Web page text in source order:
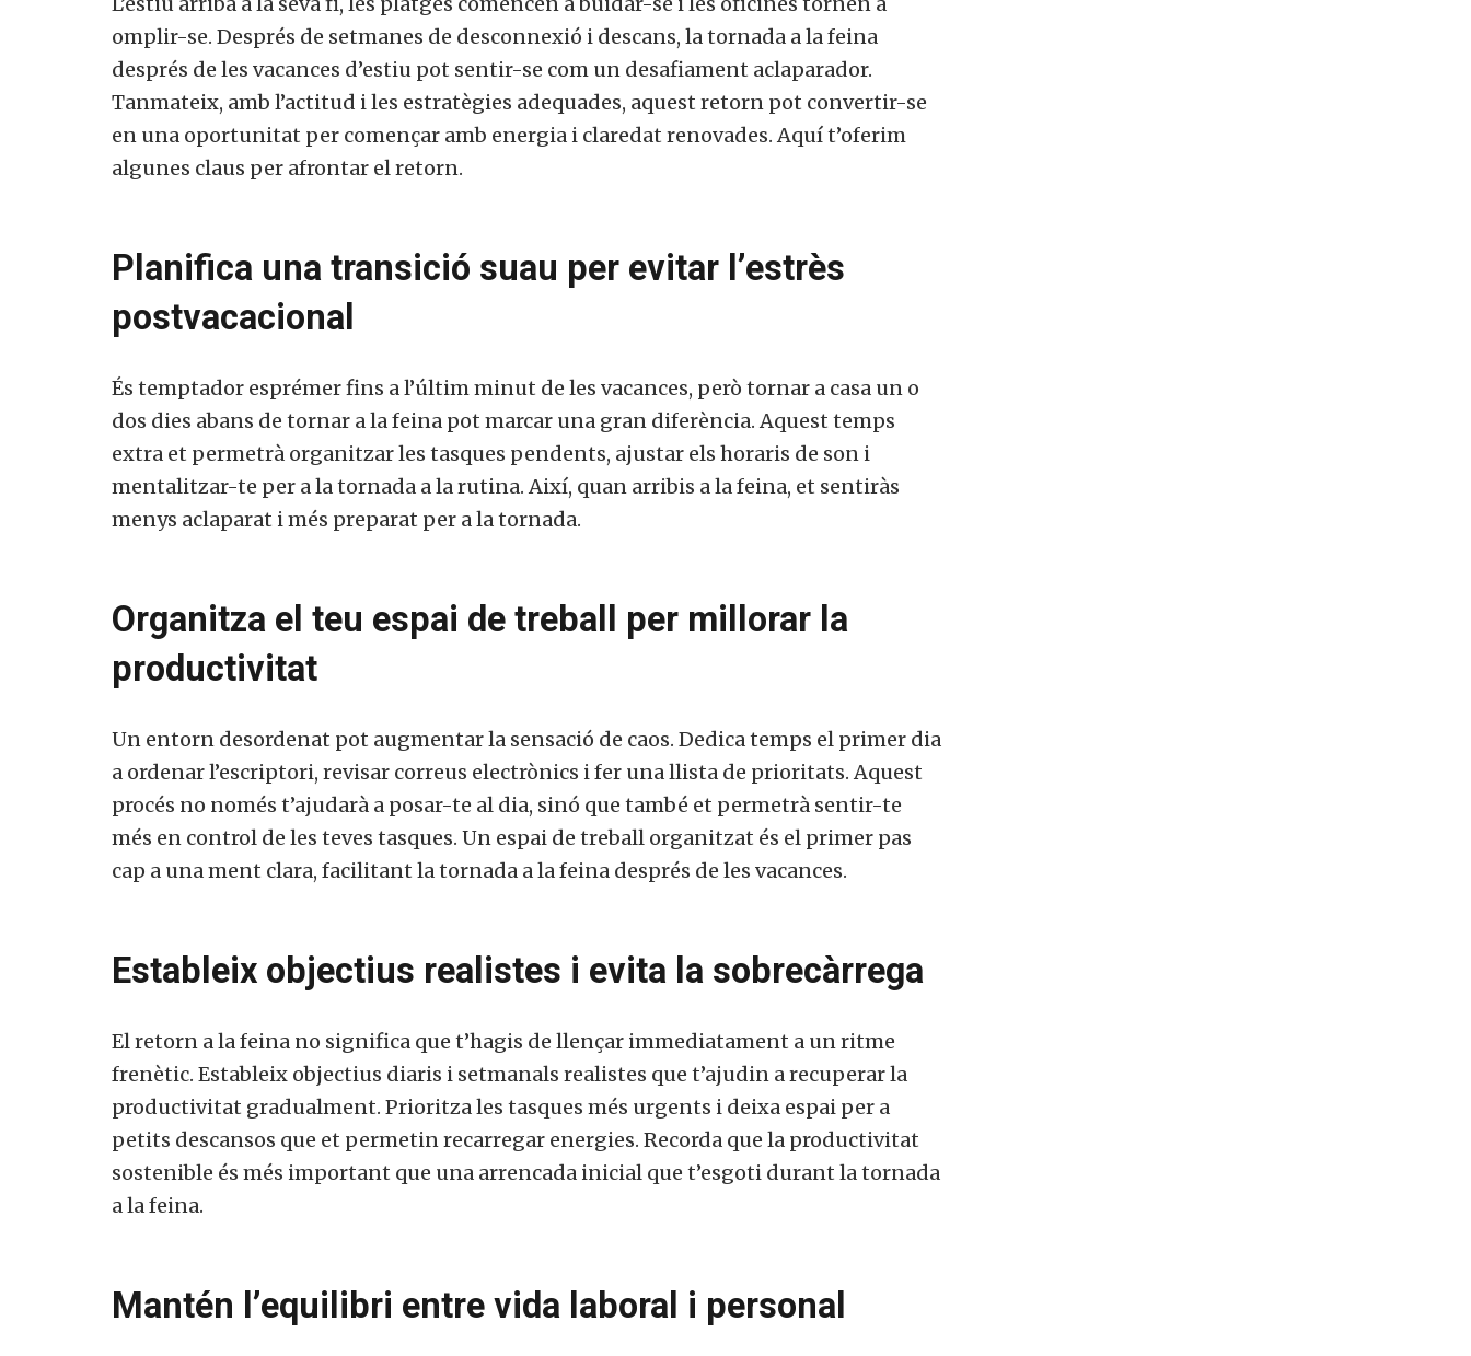
omplir-se. Després de setmanes de desconnexió i descans, la tornada a la feina
després de les vacances d’estiu pot sentir-se com un desafiament aclaparador.
Tanmateix, amb l’actitud i les estratègies adequades, aquest retorn pot convertir-se
en una oportunitat per començar amb energia i claredat renovades. Aquí t’oferim
algunes claus per afrontar el retorn.
Planifica una transició suau per evitar l’estrès
postvacacional
És temptador esprémer fins a l’últim minut de les vacances, però tornar a casa un o
dos dies abans de tornar a la feina pot marcar una gran diferència. Aquest temps
extra et permetrà organitzar les tasques pendents, ajustar els horaris de son i
mentalitzar-te per a la tornada a la rutina. Així, quan arribis a la feina, et sentiràs
menys aclaparat i més preparat per a la tornada.
Organitza el teu espai de treball per millorar la
productivitat
Un entorn desordenat pot augmentar la sensació de caos. Dedica temps el primer dia
a ordenar l’escriptori, revisar correus electrònics i fer una llista de prioritats. Aquest
procés no només t’ajudarà a posar-te al dia, sinó que també et permetrà sentir-te
més en control de les teves tasques. Un espai de treball organitzat és el primer pas
cap a una ment clara, facilitant la tornada a la feina després de les vacances.
Estableix objectius realistes i evita la sobrecàrrega
El retorn a la feina no significa que t’hagis de llençar immediatament a un ritme
frenètic. Estableix objectius diaris i setmanals realistes que t’ajudin a recuperar la
productivitat gradualment. Prioritza les tasques més urgents i deixa espai per a
petits descansos que et permetin recarregar energies. Recorda que la productivitat
sostenible és més important que una arrencada inicial que t’esgoti durant la tornada
a la feina.
Mantén l’equilibri entre vida laboral i personal
Et convidem a participar i ser un
membre actiu de la nostra comunitat.
Si, vull col·laborar
activament
No, però vull rebre el